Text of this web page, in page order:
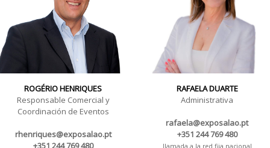
ROGÉRIO HENRIQUES
Responsable Comercial y
Coordinación de Eventos
rhenriques@exposalao.pt
+351 244 769 480
RAFAELA DUARTE
Administrativa
rafaela@exposalao.pt
+351 244 769 480
llamada a la red fija nacional